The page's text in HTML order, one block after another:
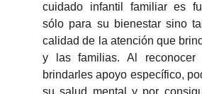
cuidado infantil familiar es
sólo para su bienestar sino
calidad de la atención que
y las familias. Al
brindarles apoyo específico,
su salud mental y por